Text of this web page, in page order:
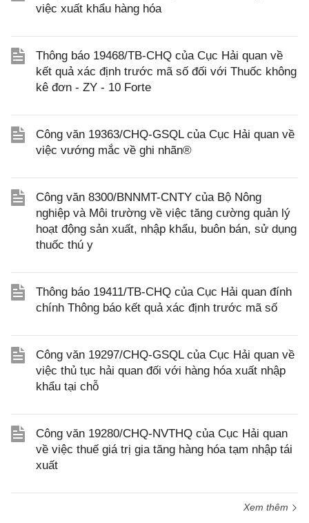
việc xuất khẩu hàng hóa
Thông báo 19468/TB-CHQ của Cục Hải quan về
kết quả xác định trước mã số đối với Thuốc không
kê đơn - ZY - 10 Forte
Công văn 19363/CHQ-GSQL của Cục Hải quan về
việc vướng mắc về ghi nhãn®
Công văn 8300/BNNMT-CNTY của Bộ Nông
nghiệp và Môi trường về việc tăng cường quản lý
hoạt động sản xuất, nhập khẩu, buôn bán, sử dụng
thuốc thú y
Thông báo 19411/TB-CHQ của Cục Hải quan đính
chính Thông báo kết quả xác định trước mã số
Công văn 19297/CHQ-GSQL của Cục Hải quan về
việc thủ tục hải quan đối với hàng hóa xuất nhập
khẩu tại chỗ
Công văn 19280/CHQ-NVTHQ của Cục Hải quan
về việc thuế giá trị gia tăng hàng hóa tạm nhập tái
xuất
Xem thêm